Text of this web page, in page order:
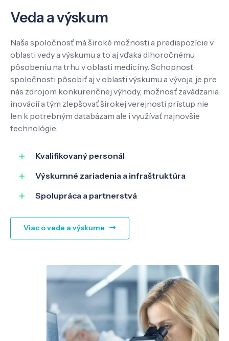
O nás
Kontakt
SK EN
Veda a výskum
Naša spoločnosť má široké možnosti a predispozície v
oblasti vedy a výskumu a to aj vďaka dlhoročnému
pôsobeniu na trhu v oblasti medicíny. Schopnosť
spoločnosti pôsobiť aj v oblasti výskumu a vývoja, je pre
nás zdrojom konkurenčnej výhody, možnosť zavádzania
inovácií a tým zlepšovať širokej verejnosti prístup nie
len k potrebným databázam ale i využívať najnovšie
technológie.
Kvalifikovaný personál
Výskumné zariadenia a infraštruktúra
Spolupráca a partnerstvá
Viac o vede a výskume